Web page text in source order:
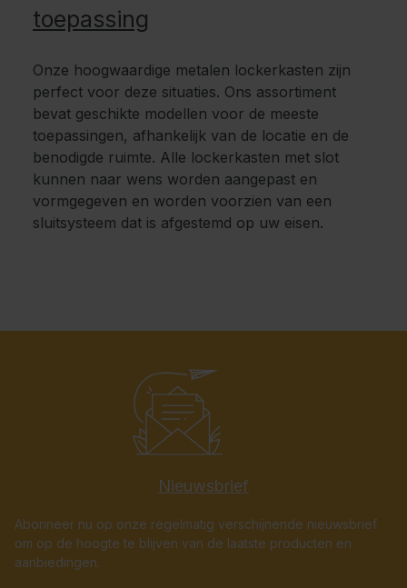
toepassing
Onze hoogwaardige metalen lockerkasten zijn
perfect voor deze situaties. Ons assortiment
bevat geschikte modellen voor de meeste
toepassingen, afhankelijk van de locatie en de
benodigde ruimte. Alle lockerkasten met slot
kunnen naar wens worden aangepast en
vormgegeven en worden voorzien van een
sluitsysteem dat is afgestemd op uw eisen.
Nieuwsbrief
Abonneer nu op onze regelmatig verschijnende nieuwsbrief
om op de hoogte te blijven van de laatste producten en
aanbiedingen.